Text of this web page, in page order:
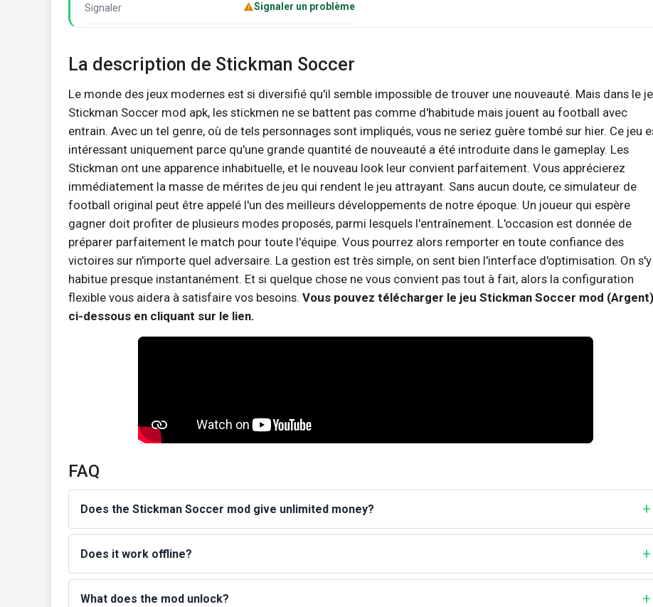
Signaler Signaler un problème
La description de Stickman Soccer
Le monde des jeux modernes est si diversifié qu'il semble impossible de trouver une nouveauté. Mais dans le
Stickman Soccer mod apk, les stickmen ne se battent pas comme d'habitude mais jouent au football avec
entrain. Avec un tel genre, où de tels personnages sont impliqués, vous ne seriez guère tombé sur hier. Ce jeu
intéressant uniquement parce qu'une grande quantité de nouveauté a été introduite dans le gameplay. Les
Stickman ont une apparence inhabituelle, et le nouveau look leur convient parfaitement. Vous apprécierez
immédiatement la masse de mérites de jeu qui rendent le jeu attrayant. Sans aucun doute, ce simulateur de
football original peut être appelé l'un des meilleurs développements de notre époque. Un joueur qui espère
gagner doit profiter de plusieurs modes proposés, parmi lesquels l'entraînement. L'occasion est donnée de
préparer parfaitement le match pour toute l'équipe. Vous pourrez alors remporter en toute confiance des
victoires sur n'importe quel adversaire. La gestion est très simple, on sent bien l'interface d'optimisation. On s'y
habitue presque instantanément. Et si quelque chose ne vous convient pas tout à fait, alors la configuration
flexible vous aidera à satisfaire vos besoins. Vous pouvez télécharger le jeu Stickman Soccer mod (Argent)
ci-dessous en cliquant sur le lien.
FAQ
Does the Stickman Soccer mod give unlimited money?
Does it work offline?
What does the mod unlock?